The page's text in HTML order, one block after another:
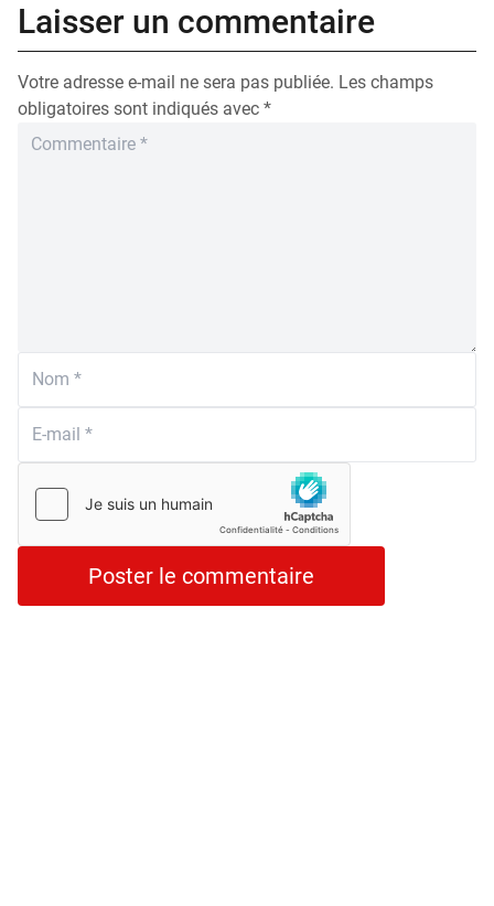
Laisser un commentaire
Votre adresse e-mail ne sera pas publiée. Les champs
obligatoires sont indiqués avec *